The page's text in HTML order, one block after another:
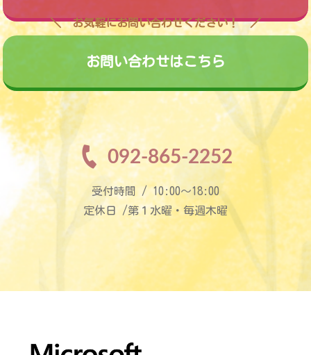
お気軽にお問い合わせください！
お問い合わせはこちら
092-865-2252
受付時間 / 10:00〜18:00
定休日 /第１水曜・毎週木曜